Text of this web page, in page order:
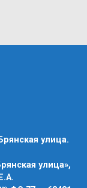
улица.
улица»,